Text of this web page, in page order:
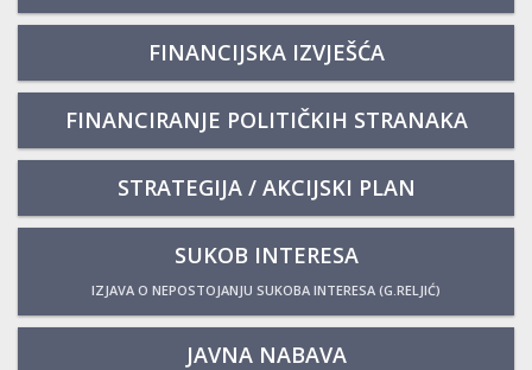
FINANCIJSKA IZVJEŠĆA
FINANCIRANJE POLITIČKIH STRANAKA
STRATEGIJA / AKCIJSKI PLAN
SUKOB INTERESA
IZJAVA O NEPOSTOJANJU SUKOBA INTERESA (G.RELJIĆ)
JAVNA NABAVA